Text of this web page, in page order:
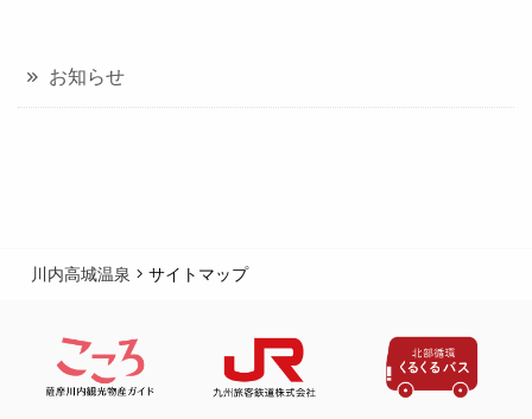
お知らせ
川内高城温泉 サイトマップ